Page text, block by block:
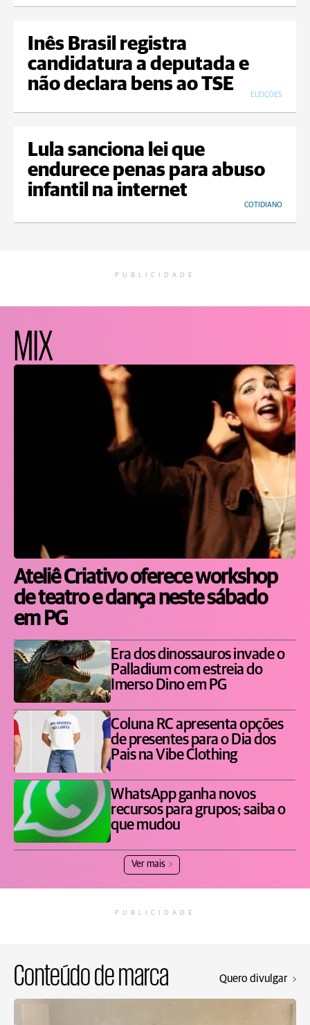
Inês Brasil registra
candidatura a deputada e
não declara bens ao TSE
ELEIÇÕES
Lula sanciona lei que
endurece penas para abuso
infantil na internet
COTIDIANO
PUBLICIDADE
MIX
Ateliê Criativo oferece workshop
de teatro e dança neste sábado
em PG
Era dos dinossauros invade o
Palladium com estreia do
Imerso Dino em PG
Coluna RC apresenta opções
de presentes para o Dia dos
Pais na Vibe Clothing
WhatsApp ganha novos
recursos para grupos; saiba o
que mudou
Ver mais
PUBLICIDADE
Conteúdo de marca Quero divulgar